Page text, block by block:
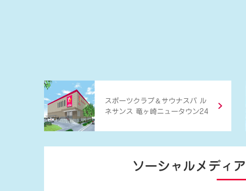
スポーツクラブ ＆ サウナスパ ル
ネサンス 竜ヶ崎ニュータウン24
ソーシャルメディア